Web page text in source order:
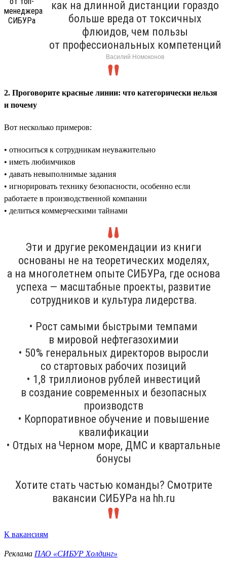
как на длинной дистанции гораздо
больше вреда от токсичных
флюидов, чем пользы
от профессиональных компетенций
Василий Номоконов
2. Проговорите красные линии: что категорически нельзя
и почему
Вот несколько примеров:
• относиться к сотрудникам неуважительно
• иметь любимчиков
• давать невыполнимые задания
• игнорировать технику безопасности, особенно если
работаете в производственной компании
• делиться коммерческими тайнами
Эти и другие рекомендации из книги
основаны не на теоретических моделях,
а на многолетнем опыте СИБУРа, где основа
успеха — масштабные проекты, развитие
сотрудников и культура лидерства.
• Рост самыми быстрыми темпами
в мировой нефтегазохимии
• 50% генеральных директоров выросли
со стартовых рабочих позиций
• 1,8 триллионов рублей инвестиций
в создание современных и безопасных
производств
• Корпоративное обучение и повышение
квалификации
• Отдых на Черном море, ДМС и квартальные
бонусы
Хотите стать частью команды? Смотрите
вакансии СИБУРа на hh.ru
К вакансиям
Реклама ПАО «СИБУР Холдинг»